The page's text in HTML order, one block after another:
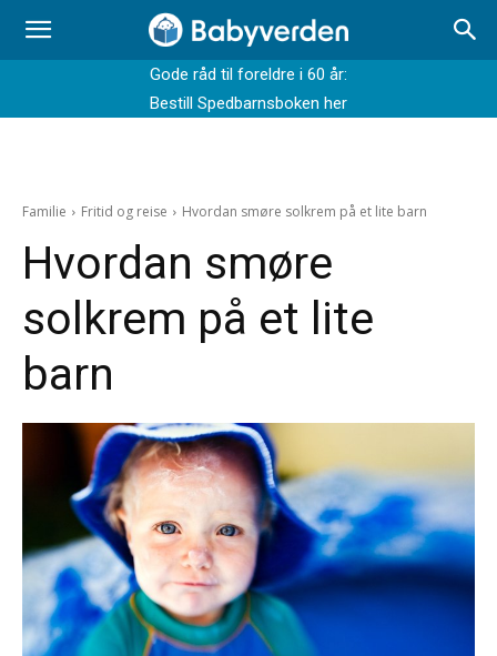
Gode råd til foreldre i 60 år:
Bestill Spedbarnsboken her
Familie Fritid og reise Hvordan smøre solkrem på et lite barn
Hvordan smøre
solkrem på et lite
barn